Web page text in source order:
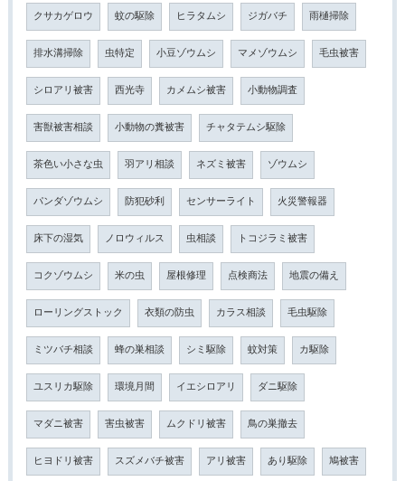
クサカゲロウ 蚊の駆除 ヒラタムシ ジガバチ 雨樋掃除
排水溝掃除 虫特定 小豆ゾウムシ マメゾウムシ 毛虫被害
シロアリ被害 西光寺 カメムシ被害 小動物調査
害獣被害相談 小動物の糞被害 チャタテムシ駆除
茶色い小さな虫 羽アリ相談 ネズミ被害 ゾウムシ
パンダゾウムシ 防犯砂利 センサーライト 火災警報器
床下の湿気 ノロウィルス 虫相談 トコジラミ被害
コクゾウムシ 米の虫 屋根修理 点検商法 地震の備え
ローリングストック 衣類の防虫 カラス相談 毛虫駆除
ミツバチ相談 蜂の巣相談 シミ駆除 蚊対策 カ駆除
ユスリカ駆除 環境月間 イエシロアリ ダニ駆除
マダニ被害 害虫被害 ムクドリ被害 鳥の巣撤去
ヒヨドリ被害 スズメバチ被害 アリ被害 あり駆除 鳩被害